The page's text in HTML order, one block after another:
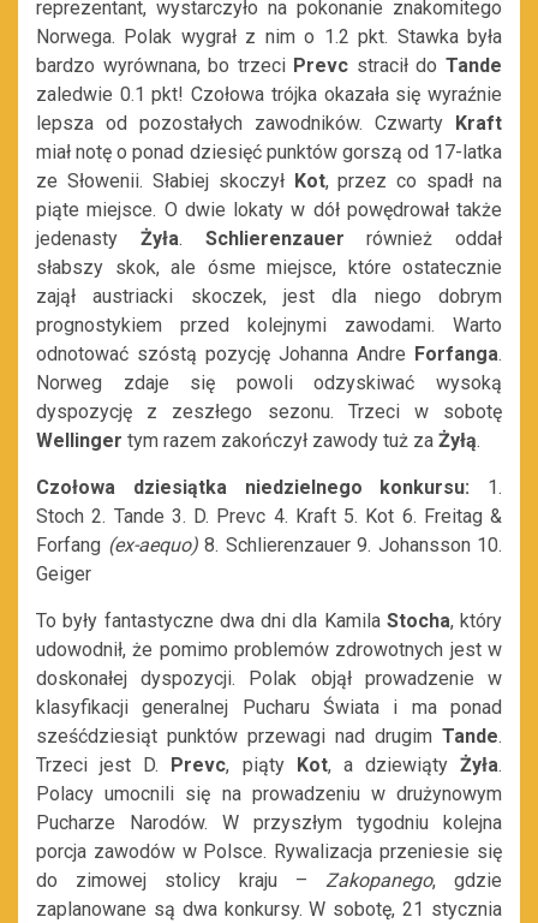
reprezentant, wystarczyło na pokonanie znakomitego
Norwega. Polak wygrał z nim o 1.2 pkt. Stawka była
bardzo wyrównana, bo trzeci Prevc stracił doTande
zaledwie 0.1 pkt! Czołowa trójka okazała się wyraźnie
lepsza od pozostałych zawodników. Czwarty
Kraft
miał notę o ponad dziesięć punktów gorszą od 17-latka
ze Słowenii. Słabiej skoczył Kot, przez co spadł na
piąte miejsce. O dwie lokaty w dół powędrował także
jedenasty Żyła. Schlierenzauer również oddał
słabszy skok, ale ósme miejsce, które ostatecznie
zajął austriacki skoczek, jest dla niego dobrym
prognostykiem przed kolejnymi zawodami. Warto
odnotować szóstą pozycję Johanna Andre Forfanga.
Norweg zdaje się powoli odzyskiwać wysoką
dyspozycję z zeszłego sezonu. Trzeci w sobotę
Wellinger tym razem zakończył zawody tuż za Żyłą.
Czołowa dziesiątka niedzielnego konkursu: 1.
Stoch 2. Tande 3. D. Prevc 4. Kraft 5. Kot 6. Freitag &
Forfang (ex-aequo)8. Schlierenzauer 9. Johansson 10.
Geiger
To były fantastyczne dwa dni dla Kamila Stocha, który
udowodnił, że pomimo problemów zdrowotnych jest w
doskonałej dyspozycji. Polak objął prowadzenie w
klasyfikacji generalnej Pucharu Świata i ma ponad
sześćdziesiąt punktów przewagi nad drugim Tande.
Trzeci jest D.
Prevc, piąty Kot, a dziewiąty Żyła.
Polacy umocnili się na prowadzeniu w drużynowym
Pucharze Narodów. W przyszłym tygodniu kolejna
porcja zawodów w Polsce. Rywalizacja przeniesie się
do zimowej stolicy kraju – Zakopanego, gdzie
zaplanowane są dwa konkursy. W sobotę, 21 stycznia